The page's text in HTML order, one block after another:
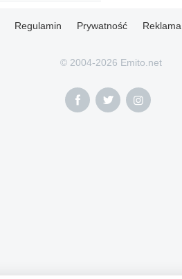
Regulamin Prywatność Reklama
© 2004-2026 Emito.net